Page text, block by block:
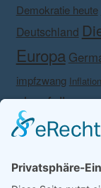
Demokratie heute
Deutschland
Europa
impfzwang Inflation
abgefallenen
Schönheit 2020
Medien